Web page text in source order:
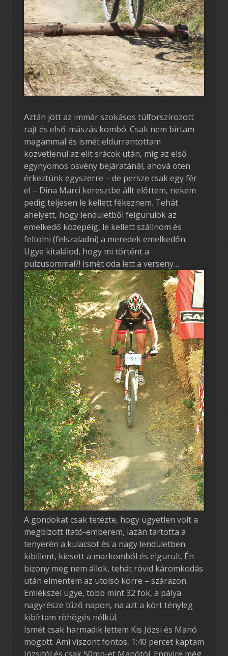
Aztán jött az immár szokásos túlforszírozott
rajt és első-mászás kombó. Csak nem bírtam
magammal és ismét eldurrantottam
közvetlenül az elit srácok után, míg az első
egynyomos ösvény bejáratánál, ahová öten
érkeztünk egyszerre – de persze csak egy fér
el – Dina Marci keresztbe állt előttem, nekem
pedig teljesen le kellett fékeznem. Tehát
ahelyett, hogy lendületből felgurulok az
emelkedő közepéig, le kellett szállnom és
feltolni (felszaladni) a meredek emelkedőn.
Ugye kitalálod, hogy mi történt a
pulzusommal?! Ismét oda lett a verseny…
A gondokat csak tetézte, hogy ügyetlen volt a
megbízott itató-emberem, lazán tartotta a
tenyerén a kulacsot és a nagy lendületben
kibillent, kiesett a markomból és elgurult. Én
bizony meg nem állok, tehát rövid káromkodás
után elmentem az utolsó körre – szárazon.
Emlékszel ugye, több mint 32 fok, a pálya
nagyrésze tűző napon, na azt a kört tényleg
kibírtam röhögés nélkül.
Ismét csak harmadik lettem Kis Józsi és Manó
mögött. Ami viszont fontos, 1:40 percet kaptam